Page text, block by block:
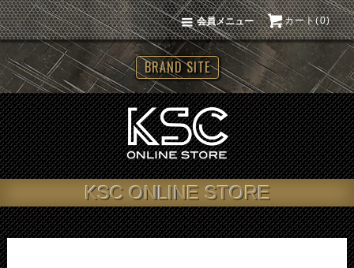
カート(0)
会員メニュー
BRAND SITE
KSC ONLINE STORE